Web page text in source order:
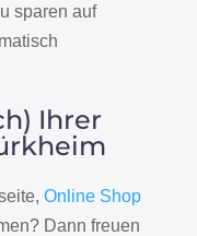
sparen auf
Ihrer
Online Shop
Dann freuen